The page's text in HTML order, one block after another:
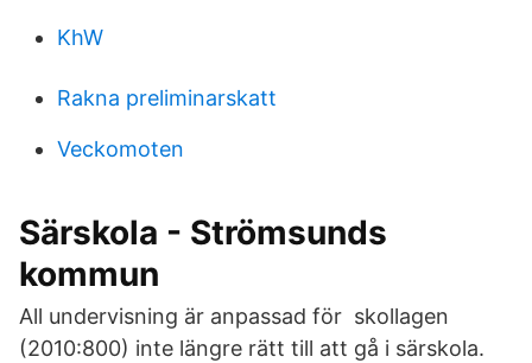
KhW
Rakna preliminarskatt
Veckomoten
Särskola - Strömsunds
kommun
All undervisning är anpassad för skollagen
(2010:800) inte längre rätt till att gå i särskola.